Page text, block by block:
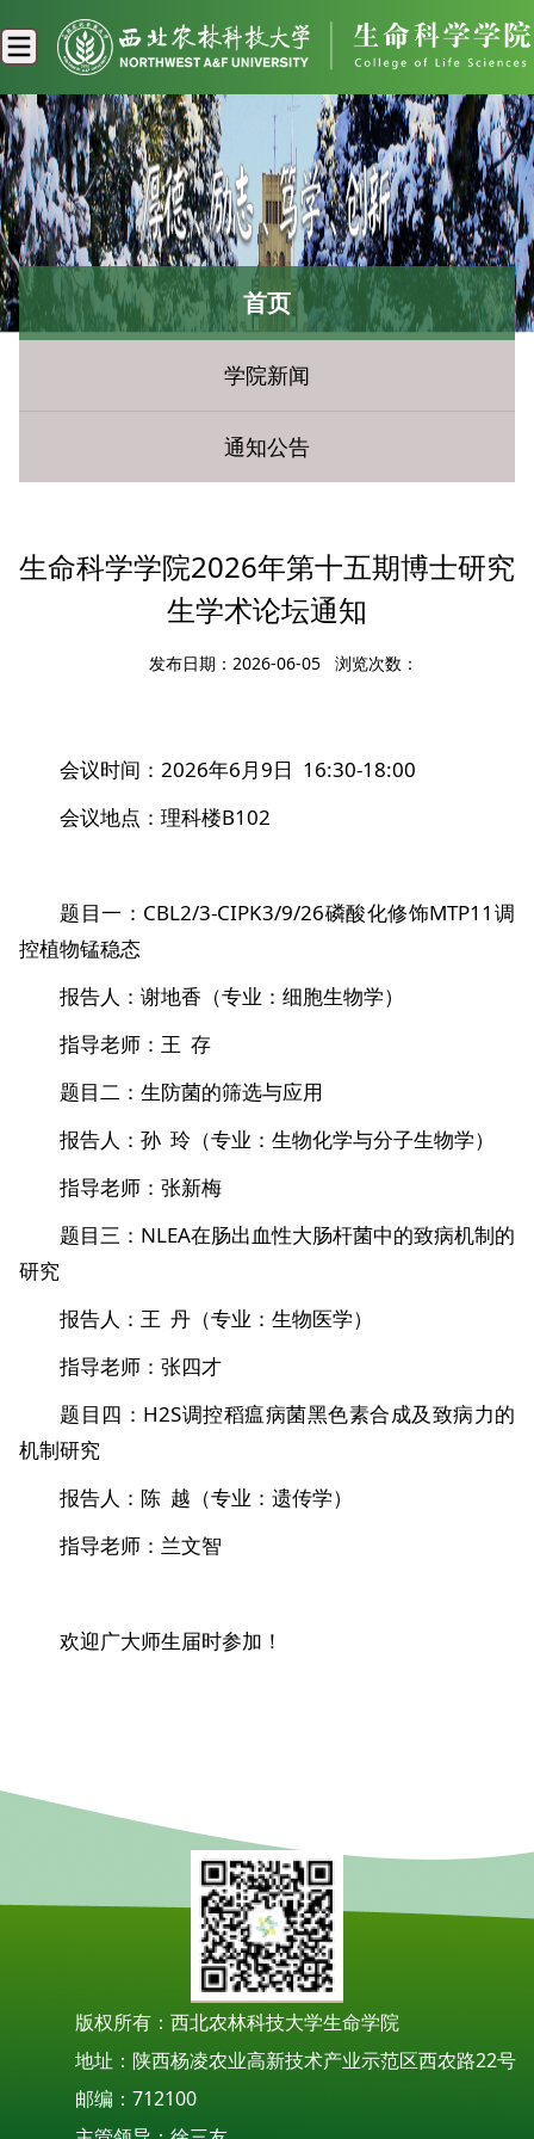
首页
学院新闻
通知公告
生命科学学院2026年第十五期博士研究
生学术论坛通知
发布日期：2026-06-05 浏览次数：
会议时间：2026年6月9日 16:30-18:00
会议地点：理科楼B102
题目一：CBL2/3-CIPK3/9/26磷酸化修饰MTP11调
控植物锰稳态
报告人：谢地香（专业：细胞生物学）
指导老师：王 存
题目二：生防菌的筛选与应用
报告人：孙 玲（专业：生物化学与分子生物学）
指导老师：张新梅
题目三：NLEA在肠出血性大肠杆菌中的致病机制的
研究
报告人：王 丹（专业：生物医学）
指导老师：张四才
题目四：H2S调控稻瘟病菌黑色素合成及致病力的
机制研究
报告人：陈 越（专业：遗传学）
指导老师：兰文智
欢迎广大师生届时参加！
版权所有：西北农林科技大学生命学院
地址：陕西杨凌农业高新技术产业示范区西农路22号
邮编：712100